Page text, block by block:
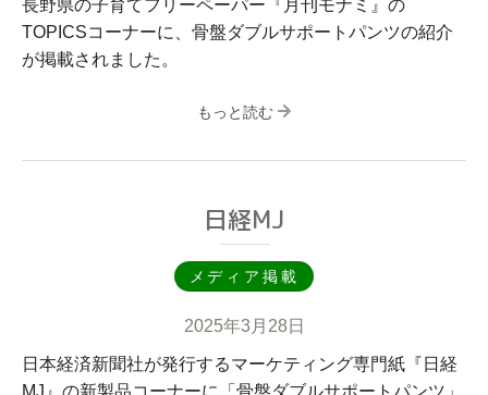
長野県の子育てフリーペーパー『月刊モナミ』の
TOPICSコーナーに、骨盤ダブルサポートパンツの紹介
が掲載されました。
もっと読む
日経MJ
メディア掲載
2025年3月28日
日本経済新聞社が発行するマーケティング専門紙『日経
MJ』の新製品コーナーに「骨盤ダブルサポートパンツ」